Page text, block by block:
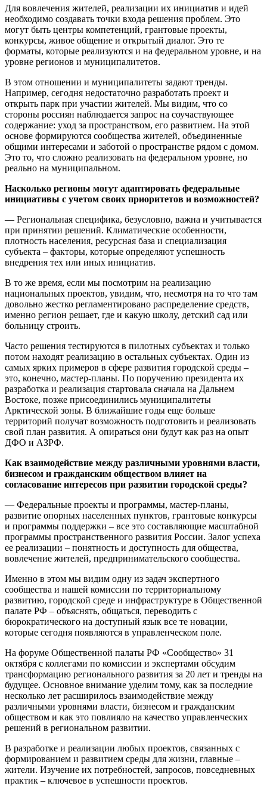
Для вовлечения жителей, реализации их инициатив и идей
необходимо создавать точки входа решения проблем. Это
могут быть центры компетенций, грантовые проекты,
конкурсы, живое общение и открытый диалог. Это те
форматы, которые реализуются и на федеральном уровне, и на
уровне регионов и муниципалитетов.
В этом отношении и муниципалитеты задают тренды.
Например, сегодня недостаточно разработать проект и
открыть парк при участии жителей. Мы видим, что со
стороны россиян наблюдается запрос на соучаствующее
содержание: уход за пространством, его развитием. На этой
основе формируются сообщества жителей, объединенные
общими интересами и заботой о пространстве рядом с домом.
Это то, что сложно реализовать на федеральном уровне, но
реально на муниципальном.
Насколько регионы могут адаптировать федеральные
инициативы с учетом своих приоритетов и возможностей?
— Региональная специфика, безусловно, важна и учитывается
при принятии решений. Климатические особенности,
плотность населения, ресурсная база и специализация
субъекта – факторы, которые определяют успешность
внедрения тех или иных инициатив.
В то же время, если мы посмотрим на реализацию
национальных проектов, увидим, что, несмотря на то что там
довольно жестко регламентировано распределение средств,
именно регион решает, где и какую школу, детский сад или
больницу строить.
Часто решения тестируются в пилотных субъектах и только
потом находят реализацию в остальных субъектах. Один из
самых ярких примеров в сфере развития городской среды –
это, конечно, мастер-планы. По поручению президента их
разработка и реализация стартовала сначала на Дальнем
Востоке, позже присоединились муниципалитеты
Арктической зоны. В ближайшие годы еще больше
территорий получат возможность подготовить и реализовать
свой план развития. А опираться они будут как раз на опыт
ДФО и АЗРФ.
Как взаимодействие между различными уровнями власти,
бизнесом и гражданским обществом влияет на
согласование интересов при развитии городской среды?
— Федеральные проекты и программы, мастер-планы,
развитие опорных населенных пунктов, грантовые конкурсы
и программы поддержки – все это составляющие масштабной
программы пространственного развития России. Залог успеха
ее реализации – понятность и доступность для общества,
вовлечение жителей, предпринимательского сообщества.
Именно в этом мы видим одну из задач экспертного
сообщества и нашей комиссии по территориальному
развитию, городской среде и инфраструктуре в Общественной
палате РФ – объяснять, общаться, переводить с
бюрократического на доступный язык все те новации,
которые сегодня появляются в управленческом поле.
На форуме Общественной палаты РФ «Сообщество» 31
октября с коллегами по комиссии и экспертами обсудим
трансформацию регионального развития за 20 лет и тренды на
будущее. Основное внимание уделим тому, как за последние
несколько лет расширилось взаимодействие между
различными уровнями власти, бизнесом и гражданским
обществом и как это повлияло на качество управленческих
решений в региональном развитии.
В разработке и реализации любых проектов, связанных с
формированием и развитием среды для жизни, главные –
жители. Изучение их потребностей, запросов, повседневных
практик – ключевое в успешности проектов.